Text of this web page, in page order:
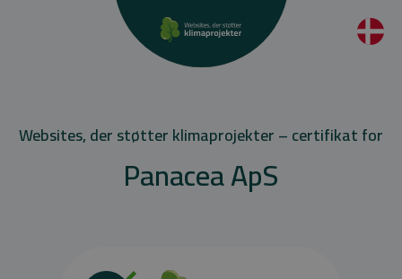
Websites, der støtter klimaprojekter – certifikat for
Panacea ApS